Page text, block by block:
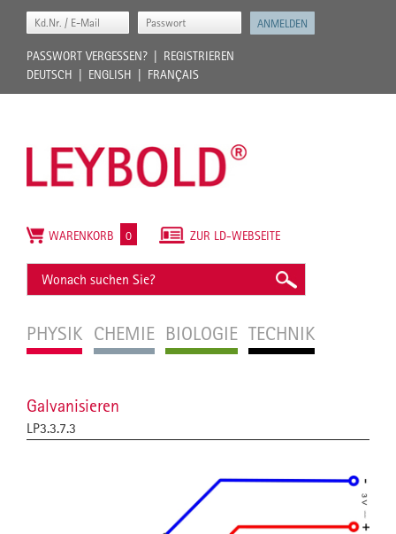
PASSWORT VERGESSEN?
REGISTRIEREN
DEUTSCH
ENGLISH FRANÇAIS
PHYSIK CHEMIE BIOLOGIE TECHNIK
ZUR LD-WEBSEITE
WARENKORB 0
Galvanisieren
LP3.3.7.3